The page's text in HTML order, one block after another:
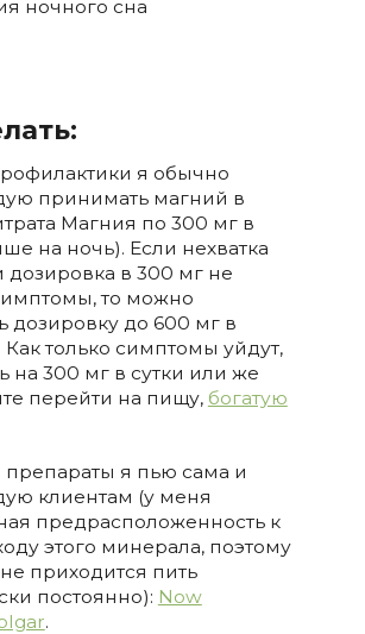
ночного сна
я обычно
принимать магний в
Магния по 300 мг в
на ночь). Если нехватка
дозировка в 300 мг не
то можно
дозировку до 600 мг в
Как только симптомы уйдут,
на 300 мг в сутки или же
перейти на пищу, богатую
препараты я пью сама и
клиентам (у меня
предрасположенность к
этого минерала, поэтому
приходится пить
постоянно): Now
.